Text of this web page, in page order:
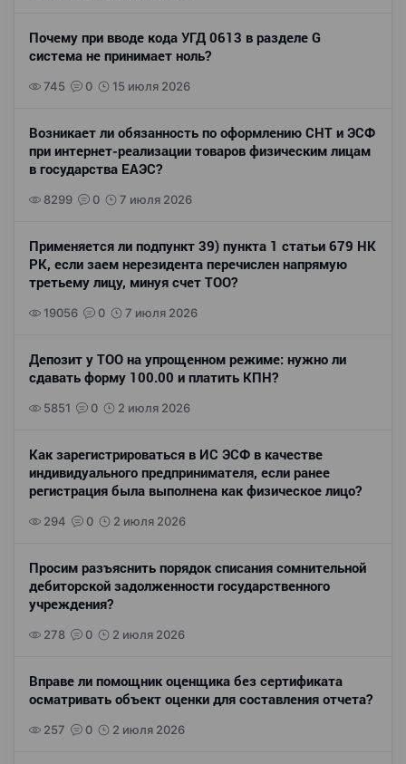
Почему при вводе кода УГД 0613 в разделе G
система не принимает ноль?
745 0 15 июля 2026
Возникает ли обязанность по оформлению СНТ и ЭСФ
при интернет-реализации товаров физическим лицам
в государства ЕАЭС?
8299 0 7 июля 2026
Применяется ли подпункт 39) пункта 1 статьи 679 НК
РК, если заем нерезидента перечислен напрямую
третьему лицу, минуя счет ТОО?
19056 0 7 июля 2026
Депозит у ТОО на упрощенном режиме: нужно ли
сдавать форму 100.00 и платить КПН?
5851 0 2 июля 2026
Как зарегистрироваться в ИС ЭСФ в качестве
индивидуального предпринимателя, если ранее
регистрация была выполнена как физическое лицо?
294 0 2 июля 2026
Просим разъяснить порядок списания сомнительной
дебиторской задолженности государственного
учреждения?
278 0 2 июля 2026
Вправе ли помощник оценщика без сертификата
осматривать объект оценки для составления отчета?
257 0 2 июля 2026